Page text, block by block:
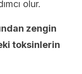
olur.
zengin
toksinlerin